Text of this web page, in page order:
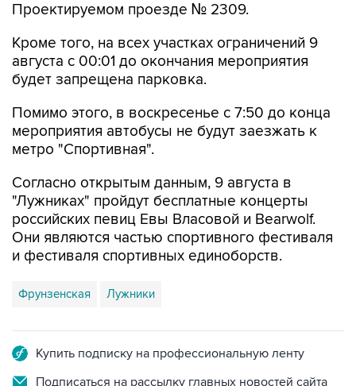
Кроме того, на всех участках ограничений 9
будет запрещена парковка.
Помимо этого, в воскресенье с 7:50 до конца
метро "Спортивная".
Согласно открытым данным, 9 августа в
российских певиц Евы Власовой и Bearwolf.
Они являются частью спортивного фестиваля
и фестиваля спортивных единоборств.
Фрунзенская Лужники
Подписаться на рассылку главных новостей сайта
Получать оперативные новости в официальном